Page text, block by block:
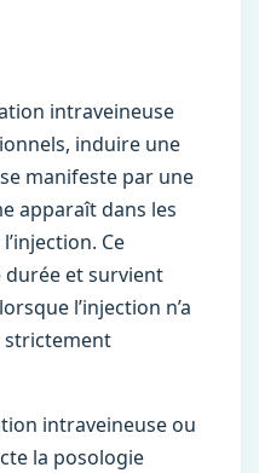
intraveineuse
induire une
manifeste par une
apparaît dans les
Ce
et survient
l’injection n’a
strictement
intraveineuse ou
la posologie